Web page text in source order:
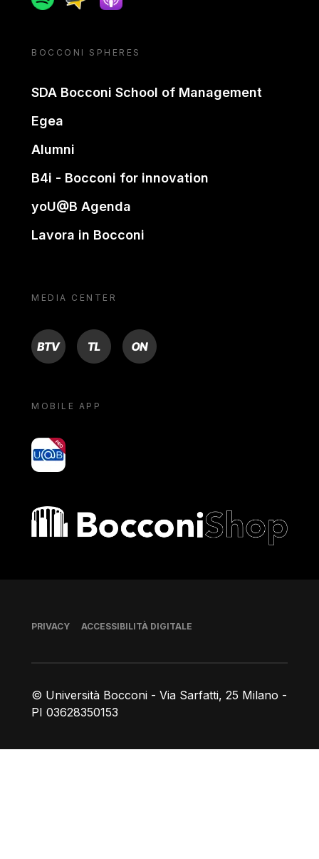
BOCCONI SPHERES
SDA Bocconi School of Management
Egea
Alumni
B4i - Bocconi for innovation
yoU@B Agenda
Lavora in Bocconi
MEDIA CENTER
BTV TL ON
MOBILE APP
yoU@B
Bocconi shop
© Università Bocconi - Via Sarfatti, 25 Milano -
PI 03628350153
Piè di pagina
PRIVACY ACCESSIBILITÀ DIGITALE